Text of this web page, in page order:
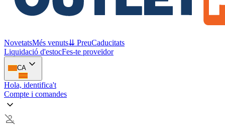
NovetatsMés venuts⇊ PreuCaducitats
Liquidació d'estocFes-te proveïdor
CA
Hola, identifica't
Compte i comandes